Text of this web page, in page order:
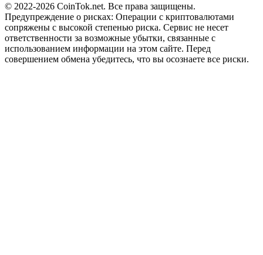
© 2022-2026 CoinTok.net. Все права защищены.
Предупреждение о рисках: Операции с криптовалютами
сопряжены с высокой степенью риска. Сервис не несет
ответственности за возможные убытки, связанные с
использованием информации на этом сайте. Перед
совершением обмена убедитесь, что вы осознаете все риски.